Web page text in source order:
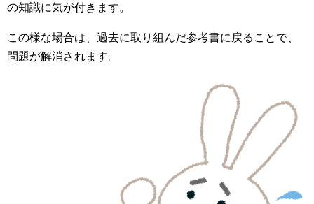
の知識に気が付きます。
この様な場合は、過去に取り組んだ参考書に戻ることで、
問題が解消されます。